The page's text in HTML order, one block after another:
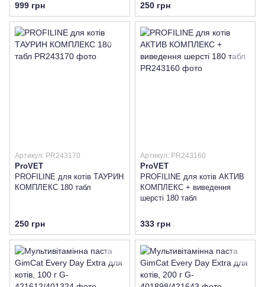
999 грн 250 грн
Артикул: PR243170
ProVET
PROFILINE для котів ТАУРИН
КОМПЛЕКС 180 табл
250 грн
Артикул: PR243160
ProVET
PROFILINE для котів АКТИВ
КОМПЛЕКС + виведення
шерсті 180 табл
333 грн